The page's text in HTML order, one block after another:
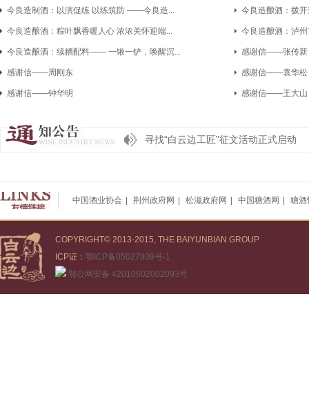
今良造制酒：以演促练 以练筑防 ——今良造...
今良造酿酒：粽叶飘香暖人心 浓浓关怀迎端...
今良造酿酒：续糟配料—— 一锹一铲，唤醒沉...
感谢信——周刚东
感谢信——钟华明
今良造酿酒：拨
今良造酿酒：泸
感谢信——张传新
感谢信——袁华松
感谢信——王大山
湖北白云边酒业股份有限公司 关于开
寻找“白云边工匠”征文活动正式启动
中国酒业协会 荆州政府网 松滋政府网 中国糖酒网 糖酒
COPYRIGHT© 2013-2015, THE BAIYUNBIAN GROUP
ICP证： 鄂ICP备05027909号-1
鄂公网安备 42010602002093号